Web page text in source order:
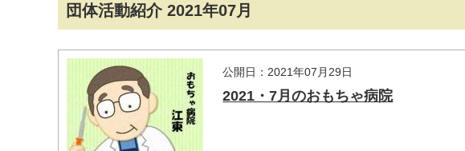
団体活動紹介 2021年07月
公開日：2021年07月29日
2021・7月のおもちゃ病院